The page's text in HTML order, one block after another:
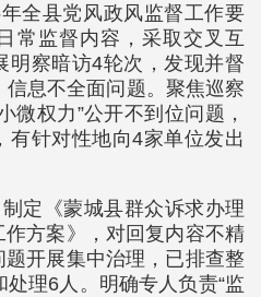
全县党风政风监督工作要
常监督内容，采取交叉互
明察暗访4轮次，发现并督
息不全面问题。聚焦巡察
微权力”公开不到位问题，
有针对性地向4家单位发出
制定《蒙城县群众诉求办理
方案》，对回复内容不精
开展集中治理，已排查整
理6人。明确专人负责“监